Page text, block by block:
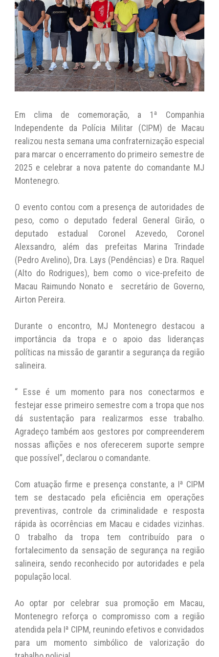
Em clima de comemoração, a 1ª Companhia
Independente da Polícia Militar (CIPM) de Macau
realizou nesta semana uma confraternização especial
para marcar o encerramento do primeiro semestre de
2025 e celebrar a nova patente do comandante MJ
Montenegro.
O evento contou com a presença de autoridades de
peso, como o deputado federal General Girão, o
deputado estadual Coronel Azevedo, Coronel
Alexsandro, além das prefeitas Marina Trindade
(Pedro Avelino), Dra. Lays (Pendências) e Dra. Raquel
(Alto do Rodrigues), bem como o vice-prefeito de
Macau Raimundo Nonato e secretário de Governo,
Airton Pereira.
Durante o encontro, MJ Montenegro destacou a
importância da tropa e o apoio das lideranças
políticas na missão de garantir a segurança da região
salineira.
“ Esse é um momento para nos conectarmos e
festejar esse primeiro semestre com a tropa que nos
dá sustentação para realizarmos esse trabalho.
Agradeço também aos gestores por compreenderem
nossas aflições e nos oferecerem suporte sempre
que possível”, declarou o comandante.
Com atuação firme e presença constante, a Iª CIPM
tem se destacado pela eficiência em operações
preventivas, controle da criminalidade e resposta
rápida às ocorrências em Macau e cidades vizinhas.
O trabalho da tropa tem contribuído para o
fortalecimento da sensação de segurança na região
salineira, sendo reconhecido por autoridades e pela
população local.
Ao optar por celebrar sua promoção em Macau,
Montenegro reforça o compromisso com a região
atendida pela Iª CIPM, reunindo efetivos e convidados
para um momento simbólico de valorização do